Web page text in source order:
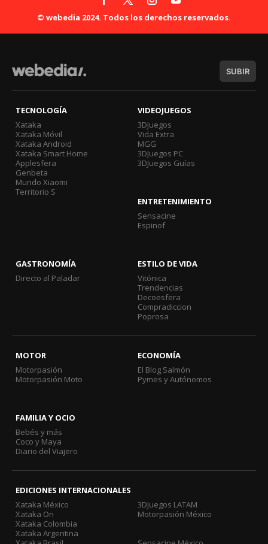
© webedia 2024. Todos los derechos reservados.
SUBIR
TECNOLOGÍA
Xataka
Xataka Móvil
Xataka Android
Xataka Smart Home
Applesfera
Genbeta
Mundo Xiaomi
Territorio S
VIDEOJUEGOS
3DJuegos
Vida Extra
MGG
3DJuegos PC
3DJuegos Guías
ENTRETENIMIENTO
Sensacine
Espinof
GASTRONOMÍA
Directo al Paladar
ESTILO DE VIDA
Vitónica
Trendencias
Decoesfera
Compradiccion
Poprosa
MOTOR
Motorpasión
Motorpasión Moto
ECONOMÍA
El Blog Salmón
Pymes y Autónomos
FAMILIA Y OCIO
Bebés y más
Coco y Maya
Diario del Viajero
EDICIONES INTERNACIONALES
Xataka México
Xataka On
Xataka Colombia
Xataka Argentina
3DJuegos LATAM
Motorpasión México